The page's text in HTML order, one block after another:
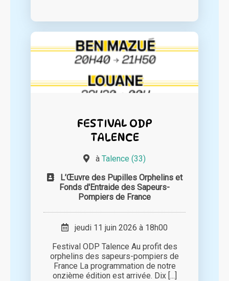
FESTIVAL ODP
TALENCE
à Talence (33)
L’Œuvre des Pupilles Orphelins et
Fonds d'Entraide des Sapeurs-
Pompiers de France
jeudi 11 juin 2026 à 18h00
Festival ODP Talence Au profit des
orphelins des sapeurs-pompiers de
France La programmation de notre
onzième édition est arrivée. Dix [...]